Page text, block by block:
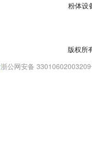
粉体设
版权所
浙公网安备